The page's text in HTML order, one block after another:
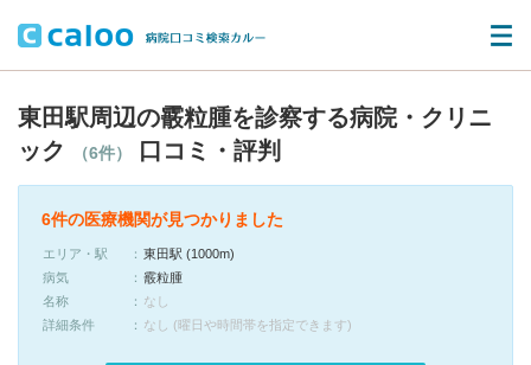
東田駅周辺の霰粒腫を診察する病院・クリニ
ック
（6件） 口コミ・評判
6件の医療機関が見つかりました
エリア・駅
東田駅 (1000m)
病気
霰粒腫
名称
なし
詳細条件
なし (曜日や時間帯を指定できます)